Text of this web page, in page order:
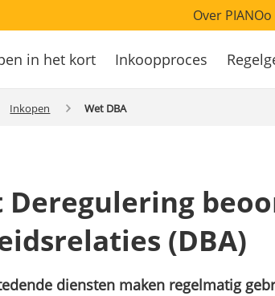
Over PIANOo
in het kort Inkoopproces
Inkopen Wet DBA
Deregulering
(DBA)
diensten maken regelmatig